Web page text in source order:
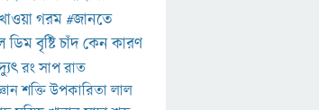
গরম#জানতে
ডিমবৃষ্টিচাঁদকেনকারণ
রংসাপরাত
শক্তিউপকারিতালাল